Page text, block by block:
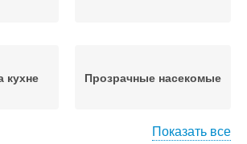
кухне Прозрачные насекомые
Показать все